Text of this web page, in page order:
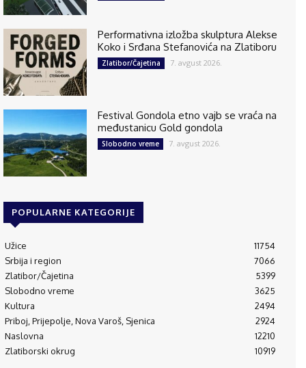
Performativna izložba skulptura Alekse
Koko i Srđana Stefanovića na Zlatiboru
Zlatibor/Čajetina 7. avgust 2026.
Festival Gondola etno vajb se vraća na
međustanicu Gold gondola
Slobodno vreme 7. avgust 2026.
POPULARNE KATEGORIJE
Užice
11754
Srbija i region
7066
Zlatibor/Čajetina
5399
Slobodno vreme
3625
Kultura
2494
Priboj, Prijepolje, Nova Varoš, Sjenica
2924
Naslovna
12210
Zlatiborski okrug
10919